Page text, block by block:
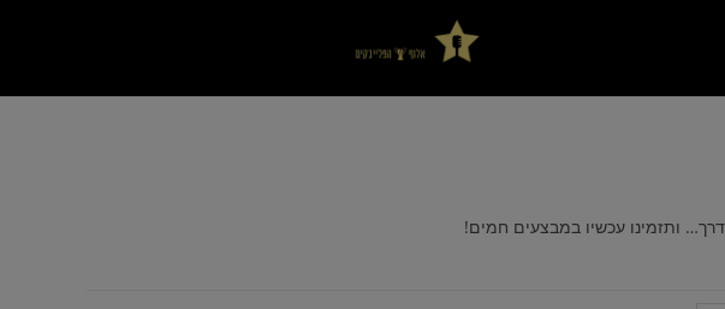
ותזמינו עכשיו במבצעים חמים!